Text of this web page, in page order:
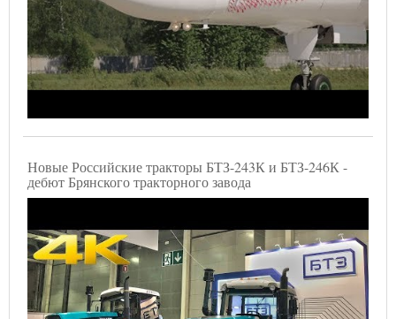
Новые Российские тракторы БТЗ-243К и БТЗ-246К -
дебют Брянского тракторного завода